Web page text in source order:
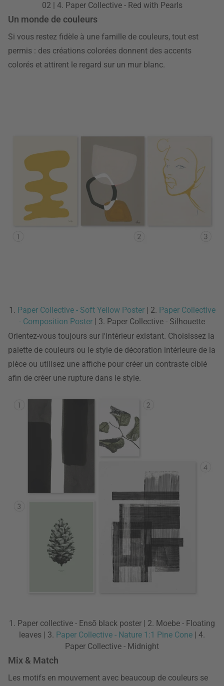
02 | 4. Paper Collective - Red with Pearls
Un monde de couleurs
Si vous restez fidèle à une famille de couleurs, tout est
permis : des créations colorées donnent des accents
colorés et attirent le regard sur un mur blanc.
1. Paper Collective - Soft Yellow Poster| 2. Paper Collective
- Composition Poster | 3. Paper Collective - Silhouette
Orientez-vous toujours sur l'intérieur existant. Choisissez la
palette de couleurs ou le style de décoration intérieure de la
pièce ou utilisez une affiche pour créer un contraste ciblé
afin de créer une rupture dans le style.
1. Paper collective - Ensō black poster | 2. Moebe - Floating
leaves | 3. Paper Collective - Nature 1:1 Pine Cone | 4.
Paper Collective - Midnight
Mix & Match
Les motifs en mouvement avec beaucoup de couleurs se